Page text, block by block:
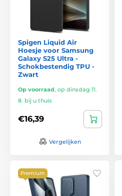
Spigen Liquid Air
Hoesje voor Samsung
Galaxy S25 Ultra -
Schokbestendig TPU -
Zwart
Op voorraad, op dinsdag 11.
8. bij u thuis
€16,39
Vergelijken
Premium